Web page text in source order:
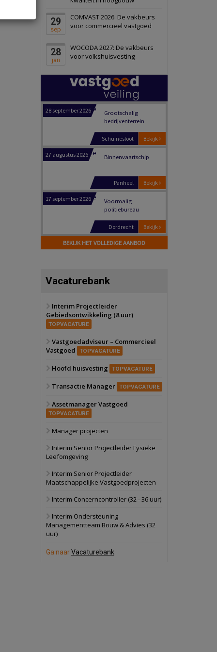
29
sep
COMVAST 2026: De vakbeurs
voor commercieel vastgoed
28
jan
WOCODA 2027: De vakbeurs
voor volkshuisvesting
Schiedam
22 september 2026 Attractiepark
Bekijk
Oranje
28 september 2026
bedrijventerrein
Schuinesloot
27 augustus 2026 Binnenvaartschip
Bekijk
Panheel
17 september 2026
Voormalig
Bekijk
Dordrecht
17 september 2026
Voormalig
politiebureau
Bekijk
Hilversum
17 september 2026
Voormalig
Zwanenburg
6 oktober 2026
Oranje
28 september 2026
bedrijventerrein
Bekijk
Schuinesloot
politiebureau
17 september 2026
Voormalig
BEKIJK HET VOLLEDIGE AANBOD
Vacaturebank
Interim Projectleider
Gebiedsontwikkeling (8 uur)
TOPVACATURE
Vastgoedadviseur – Commercieel
Vastgoed
TOPVACATURE
Hoofd huisvesting TOPVACATURE
Transactie Manager TOPVACATURE
Assetmanager Vastgoed
TOPVACATURE
Manager projecten
Interim Senior Projectleider Fysieke
Leefomgeving
Interim Senior Projectleider
Maatschappelijke Vastgoedprojecten
Interim Concerncontroller (32 - 36 uur)
Interim Ondersteuning
Managementteam Bouw & Advies (32
uur)
Ga naarVacaturebank